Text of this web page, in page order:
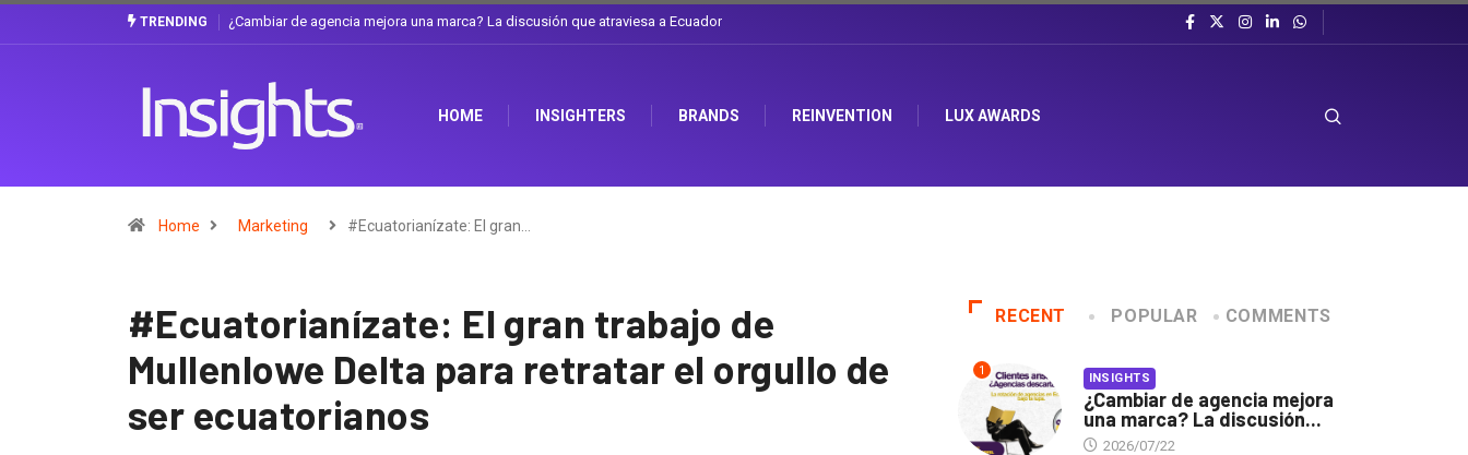
TRENDING Gabriela Herrera y el arte de cambiarse el sombrero en Corporación Favorita
HOME INSIGHTERS BRANDS REINVENTION LUX AWARDS
Home Marketing #Ecuatorianízate: El gran…
#Ecuatorianízate: El gran trabajo de
Mullenlowe Delta para retratar el orgullo de
ser ecuatorianos
RECENT POPULAR COMMENTS
1 INSIGHTS
¿Cambiar de agencia mejora
una marca? La discusión...
2026/07/22